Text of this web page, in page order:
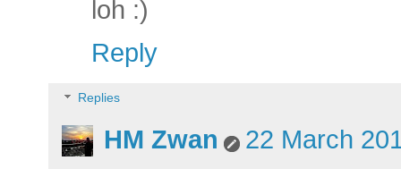
loh :)
Reply
Replies
HM Zwan
22 March